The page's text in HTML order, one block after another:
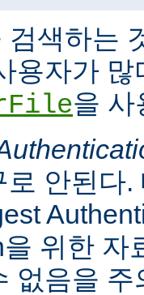
검색하는
용자가 많
을 사
로 안된다
위한 자
없음을 주